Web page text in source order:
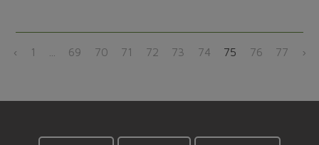
‹ 1 69 70 71 72 73 74 75 76 77 ›